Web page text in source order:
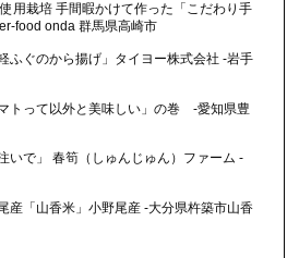
用栽培 手間暇かけて作った「こだわり手
food onda 群馬県高崎市
ふぐのから揚げ」タイヨー株式会社 -岩手
トって以外と美味しい」の巻 -愛知県豊
いで」 春筍（しゅんじゅん）ファーム -
産「山香米」小野尾産 -大分県杵築市山香